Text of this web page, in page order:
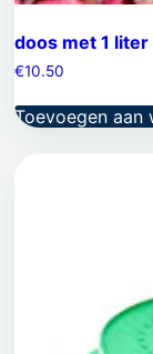
doos met 1
€10.50
Toevoegen aan